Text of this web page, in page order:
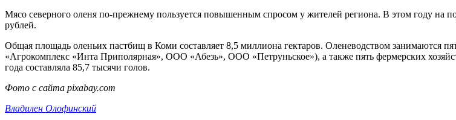
Мясо северного оленя по-прежнему пользуется повышенным спросом у жителей региона. В этом году на
рублей.
Общая площадь оленьих пастбищ в Коми составляет 8,5 миллиона гектаров. Оленеводством
«Агрокомплекс «Инта Приполярная», ООО «Абезь», ООО «Петруньское»), а также пять фермерских
года составляла 85,7 тысячи голов.
Фото с сайта pixabay.com
Владилен Олофинский